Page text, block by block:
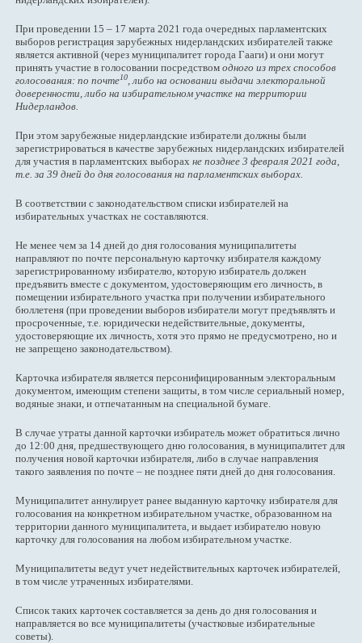
При проведении 15 – 17 марта 2021 года очередных парламентских
выборов регистрация зарубежных нидерландских избирателей также
является активной (через муниципалитет города Гааги) и они могут
принять участие в голосовании посредством одного из трех способов
голосования: по почте10, либо на основании выдачи электоральной
доверенности, либо на избирательном участке на территории
Нидерландов.
При этом зарубежные нидерландские избиратели должны были
зарегистрироваться в качестве зарубежных нидерландских избирателей
для участия в парламентских выборах не позднее 3 февраля 2021 года,
т.е. за 39 дней до дня голосования на парламентских выборах.
В соответствии с законодательством списки избирателей на
избирательных участках не составляются.
Не менее чем за 14 дней до дня голосования муниципалитеты
направляют по почте персональную карточку избирателя каждому
зарегистрированному избирателю, которую избиратель должен
предъявить вместе с документом, удостоверяющим его личность, в
помещении избирательного участка при получении избирательного
бюллетеня (при проведении выборов избиратели могут предъявлять и
просроченные, т.е. юридически недействительные, документы,
удостоверяющие их личность, хотя это прямо не предусмотрено, но и
не запрещено законодательством).
Карточка избирателя является персонифицированным электоральным
документом, имеющим степени защиты, в том числе сериальный номер,
водяные знаки, и отпечатанным на специальной бумаге.
В случае утраты данной карточки избиратель может обратиться лично
до 12:00 дня, предшествующего дню голосования, в муниципалитет для
получения новой карточки избирателя, либо в случае направления
такого заявления по почте – не позднее пяти дней до дня голосования.
Муниципалитет аннулирует ранее выданную карточку избирателя для
голосования на конкретном избирательном участке, образованном на
территории данного муниципалитета, и выдает избирателю новую
карточку для голосования на любом избирательном участке.
Муниципалитеты ведут учет недействительных карточек избирателей,
в том числе утраченных избирателями.
Список таких карточек составляется за день до дня голосования и
направляется во все муниципалитеты (участковые избирательные
советы).